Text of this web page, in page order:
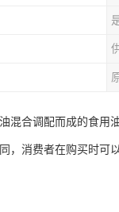
混合调配而成的食
，消费者在购买时